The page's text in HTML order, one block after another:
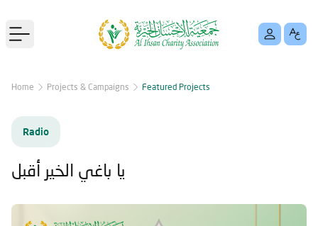
Open main menu
Home Projects & Campaigns Featured Projects
Radio
يا باغي الخير أقبل